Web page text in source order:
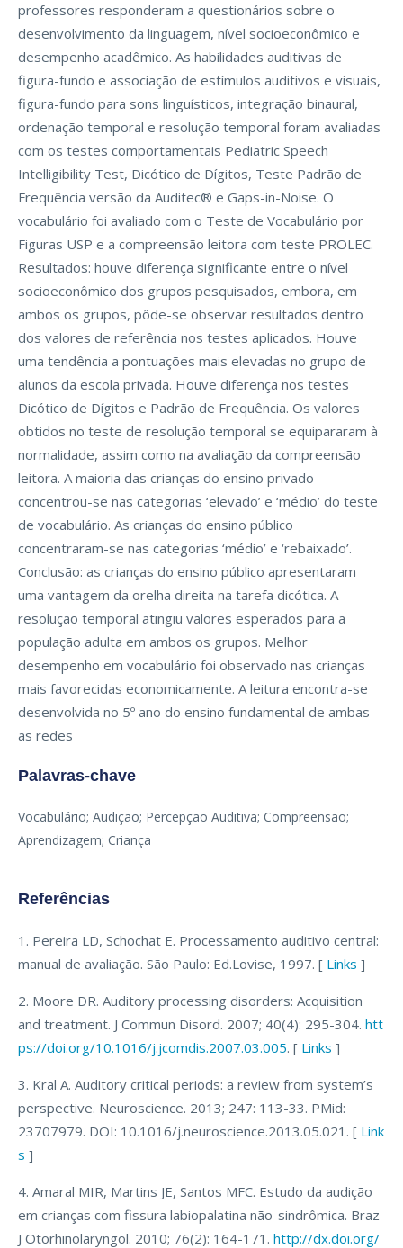
professores responderam a questionários sobre o
desenvolvimento da linguagem, nível socioeconômico e
desempenho acadêmico. As habilidades auditivas de
figura-fundo e associação de estímulos auditivos e visuais,
figura-fundo para sons linguísticos, integração binaural,
ordenação temporal e resolução temporal foram avaliadas
com os testes comportamentais Pediatric Speech
Intelligibility Test, Dicótico de Dígitos, Teste Padrão de
Frequência versão da Auditec® e Gaps-in-Noise. O
vocabulário foi avaliado com o Teste de Vocabulário por
Figuras USP e a compreensão leitora com teste PROLEC.
Resultados: houve diferença significante entre o nível
socioeconômico dos grupos pesquisados, embora, em
ambos os grupos, pôde-se observar resultados dentro
dos valores de referência nos testes aplicados. Houve
uma tendência a pontuações mais elevadas no grupo de
alunos da escola privada. Houve diferença nos testes
Dicótico de Dígitos e Padrão de Frequência. Os valores
obtidos no teste de resolução temporal se equipararam à
normalidade, assim como na avaliação da compreensão
leitora. A maioria das crianças do ensino privado
concentrou-se nas categorias ‘elevado’ e ‘médio’ do teste
de vocabulário. As crianças do ensino público
concentraram-se nas categorias ‘médio’ e ‘rebaixado’.
Conclusão: as crianças do ensino público apresentaram
uma vantagem da orelha direita na tarefa dicótica. A
resolução temporal atingiu valores esperados para a
população adulta em ambos os grupos. Melhor
desempenho em vocabulário foi observado nas crianças
mais favorecidas economicamente. A leitura encontra-se
desenvolvida no 5º ano do ensino fundamental de ambas
as redes
Palavras-chave
Vocabulário; Audição; Percepção Auditiva; Compreensão;
Aprendizagem; Criança
Referências
1. Pereira LD, Schochat E. Processamento auditivo central:
manual de avaliação. São Paulo: Ed.Lovise, 1997. [ Links ]
2. Moore DR. Auditory processing disorders: Acquisition
and treatment. J Commun Disord. 2007; 40(4): 295-304. htt
ps://doi.org/10.1016/j.jcomdis.2007.03.005. [ Links ]
3. Kral A. Auditory critical periods: a review from system’s
perspective. Neuroscience. 2013; 247: 113-33. PMid:
23707979. DOI: 10.1016/j.neuroscience.2013.05.021. [ Link
s ]
4. Amaral MIR, Martins JE, Santos MFC. Estudo da audição
em crianças com fissura labiopalatina não-sindrômica. Braz
J Otorhinolaryngol. 2010; 76(2): 164-171. http://dx.doi.org/